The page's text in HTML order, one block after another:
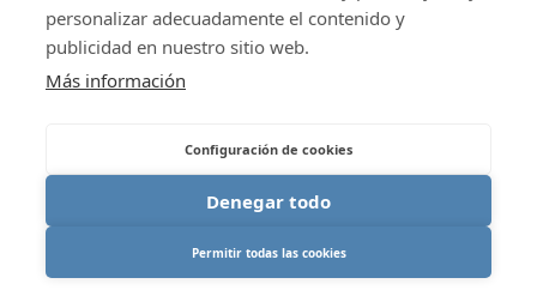
personalizar adecuadamente el contenido y
publicidad en nuestro sitio web.
Más información
Configuración de cookies
Denegar todo
Permitir todas las cookies